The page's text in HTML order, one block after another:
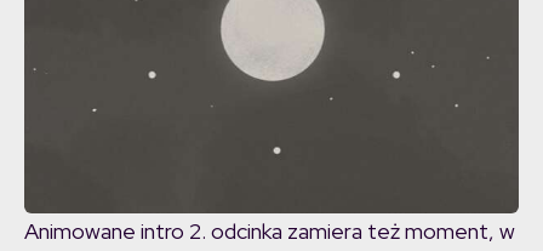
Animowane intro 2. odcinka zamiera też moment, w